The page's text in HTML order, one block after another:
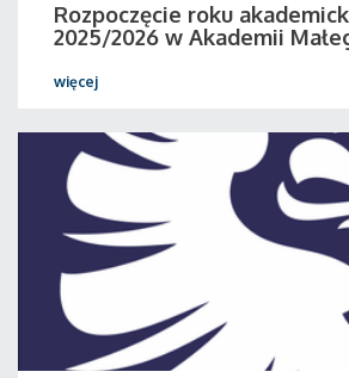
Rozpoczęcie roku
2025/2026 w Akademii
więcej